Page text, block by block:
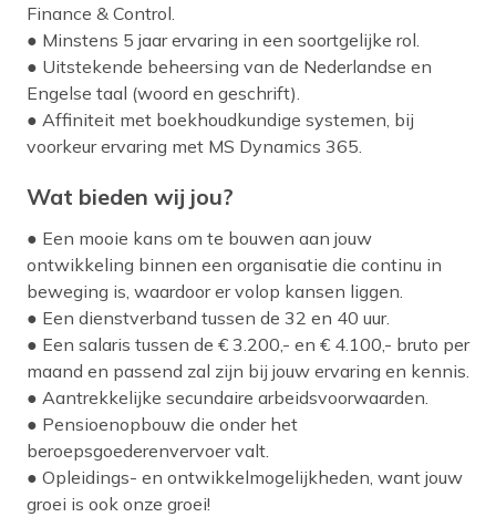
Finance & Control.
● Minstens 5 jaar ervaring in een soortgelijke rol.
● Uitstekende beheersing van de Nederlandse en
Engelse taal (woord en geschrift).
● Affiniteit met boekhoudkundige systemen, bij
voorkeur ervaring met MS Dynamics 365.
Wat bieden wij jou?
● Een mooie kans om te bouwen aan jouw
ontwikkeling binnen een organisatie die continu in
beweging is, waardoor er volop kansen liggen.
● Een dienstverband tussen de 32 en 40 uur.
● Een salaris tussen de € 3.200,- en € 4.100,- bruto per
maand en passend zal zijn bij jouw ervaring en kennis.
● Aantrekkelijke secundaire arbeidsvoorwaarden.
● Pensioenopbouw die onder het
beroepsgoederenvervoer valt.
● Opleidings- en ontwikkelmogelijkheden, want jouw
groei is ook onze groei!